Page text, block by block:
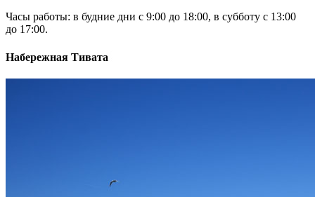
Часы работы: в будние дни с 9:00 до 18:00, в субботу с 13:00
до 17:00.
Набережная Тивата